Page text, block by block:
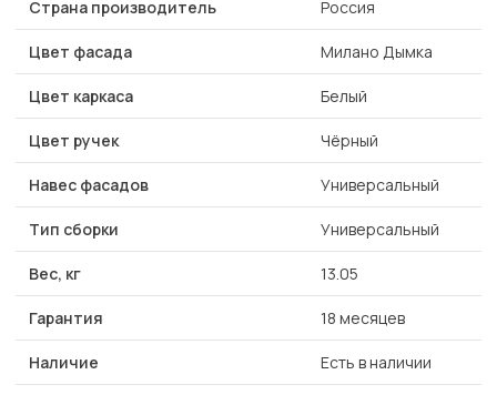
Страна производитель Россия
Цвет фасада Милано Дымка
Цвет каркаса Белый
Цвет ручек Чёрный
Навес фасадов Универсальный
Тип сборки Универсальный
Вес, кг 13.05
Гарантия 18 месяцев
Наличие Есть в наличии